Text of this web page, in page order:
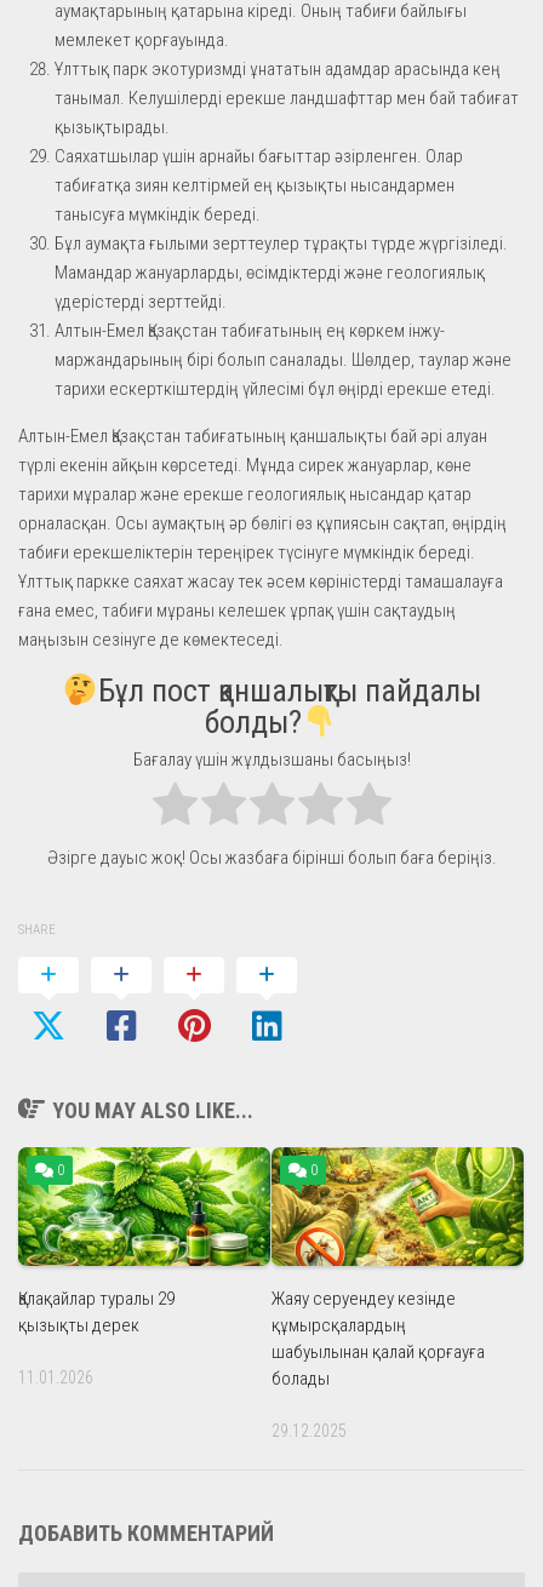
аумақтарының қатарына кіреді. Оның табиғи байлығы
мемлекет қорғауында.
Ұлттық парк экотуризмді ұнататын адамдар арасында кең
танымал. Келушілерді ерекше ландшафттар мен бай табиғат
қызықтырады.
Саяхатшылар үшін арнайы бағыттар әзірленген. Олар
табиғатқа зиян келтірмей ең қызықты нысандармен
танысуға мүмкіндік береді.
Бұл аумақта ғылыми зерттеулер тұрақты түрде жүргізіледі.
Мамандар жануарларды, өсімдіктерді және геологиялық
үдерістерді зерттейді.
Алтын-Емел Қазақстан табиғатының ең көркем інжу-
маржандарының бірі болып саналады. Шөлдер, таулар және
тарихи ескерткіштердің үйлесімі бұл өңірді ерекше етеді.
Алтын-Емел Қазақстан табиғатының қаншалықты бай әрі алуан
түрлі екенін айқын көрсетеді. Мұнда сирек жануарлар, көне
тарихи мұралар және ерекше геологиялық нысандар қатар
орналасқан. Осы аумақтың әр бөлігі өз құпиясын сақтап, өңірдің
табиғи ерекшеліктерін тереңірек түсінуге мүмкіндік береді.
Ұлттық паркке саяхат жасау тек әсем көріністерді тамашалауға
ғана емес, табиғи мұраны келешек ұрпақ үшін сақтаудың
маңызын сезінуге де көмектеседі.
Бұл пост қаншалықты пайдалы
болды?
Бағалау үшін жұлдызшаны басыңыз!
Әзірге дауыс жоқ! Осы жазбаға бірінші болып баға беріңіз.
SHARE
YOU MAY ALSO LIKE...
0
Қалақайлар туралы 29
қызықты дерек
11.01.2026
0
Жаяу серуендеу кезінде
құмырсқалардың
шабуылынан қалай қорғауға
болады
29.12.2025
ДОБАВИТЬ КОММЕНТАРИЙ